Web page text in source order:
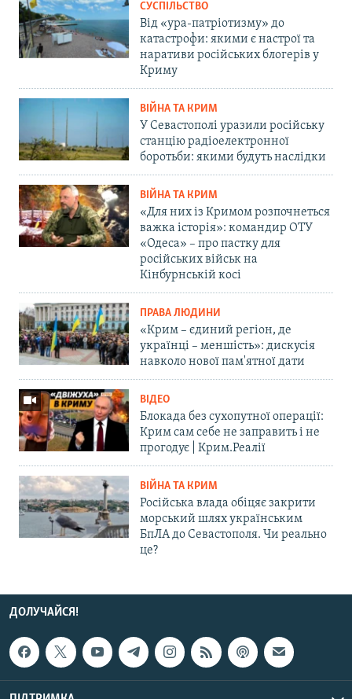
СУСПІЛЬСТВО
Від «ура-патріотизму» до
катастрофи: якими є настрої та
наративи російських блогерів у
Криму
ВІЙНА ТА КРИМ
У Севастополі уразили російську
станцію радіоелектронної
боротьби: якими будуть наслідки
ВІЙНА ТА КРИМ
«Для них із Кримом розпочнеться
важка історія»: командир ОТУ
«Одеса» – про пастку для
російських військ на
Кінбурнській косі
ПРАВА ЛЮДИНИ
«Крим – єдиний регіон, де
українці – меншість»: дискусія
навколо нової пам'ятної дати
ВІДЕО
Блокада без сухопутної операції:
Крим сам себе не заправить і не
прогодує | Крим.Реалії
ВІЙНА ТА КРИМ
Російська влада обіцяє закрити
морський шлях українським
БпЛА до Севастополя. Чи реально
це?
ДОЛУЧАЙСЯ!